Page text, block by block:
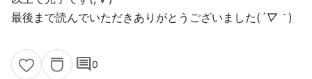
最後まで読んでいただきありがとうございました( ´▽｀ )
comment0